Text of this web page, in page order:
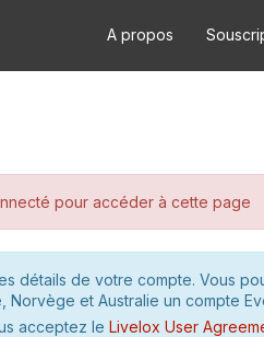
A propos
pour accéder à cette page
détails de votre compte. Vous
Norvège et Australie un compte
acceptez le Livelox User